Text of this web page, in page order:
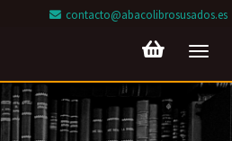
contacto@abacolibrosusados.es